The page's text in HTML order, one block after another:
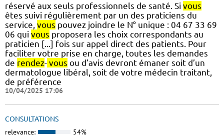
réservé aux seuls professionnels de santé. Si vous
êtes suivi régulièrement par un des praticiens du
service, vous pouvez joindre le N° unique : 04 67 33 69
06 qui vous proposera les choix correspondants au
praticien [...] fois sur appel direct des patients. Pour
faciliter votre prise en charge, toutes les demandes
de rendez- vous ou d’avis devront émaner soit d’un
dermatologue libéral, soit de votre médecin traitant,
de préférence
10/04/2025 17:06
CONSULTATIONS
relevance: 54%